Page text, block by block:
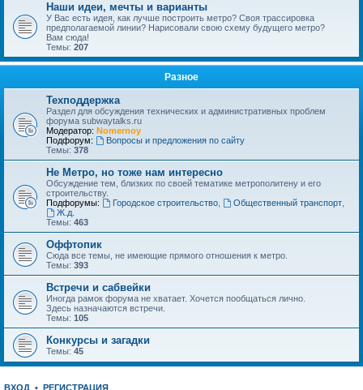
Наши идеи, мечты и варианты
У Вас есть идея, как лучше построить метро? Своя трассировка
предполагаемой линии? Нарисовали свою схему будущего метро?
Вам сюда!
Темы: 207
Разное
Техподдержка
Раздел для обсуждения технических и административных проблем
форума subwaytalks.ru
Модератор: Nomernoy
Подфорум:
Вопросы и предложения по сайту
Темы: 378
Не Метро, но тоже нам интересно
Обсуждение тем, близких по своей тематике метрополитену и его
строительству.
Подфорумы:
Городское строительство, Общественный транспорт,
Ж.д.
Темы: 463
Оффтопик
Сюда все темы, не имеющие прямого отношения к метро.
Темы: 393
Встречи и сабвейки
Иногда рамок форума не хватает. Хочется пообщаться лично.
Здесь назначаются встречи.
Темы: 105
Конкурсы и загадки
Темы: 45
ВХОД • РЕГИСТРАЦИЯ